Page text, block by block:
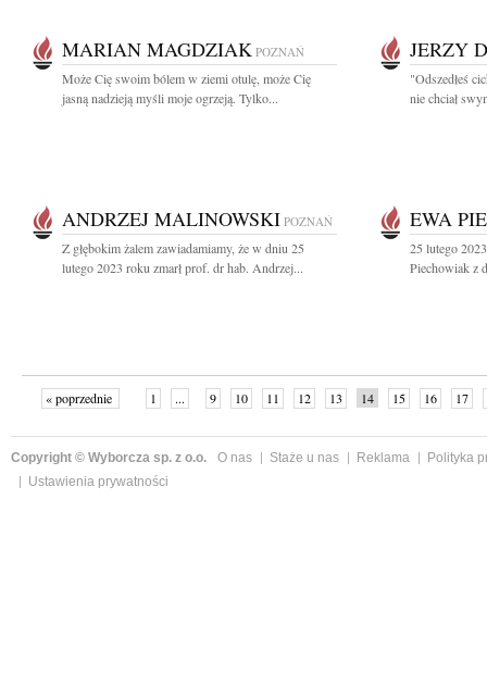
MARIAN MAGDZIAK POZNAŃ
Może Cię swoim bólem w ziemi otulę, może Cię
jasną nadzieją myśli moje ogrzeją. Tylko...
JERZY
"Odszedłeś
nie chciał
ANDRZEJ MALINOWSKI POZNAŃ
Z głębokim żalem zawiadamiamy, że w dniu 25
lutego 2023 roku zmarł prof. dr hab. Andrzej...
EWA
25 lutego
Piechowiak z
« poprzednie 1 ... 9 10 11 12 13 14 15 16 17
Copyright © Wyborcza sp. z o.o. O nas Staże u nas Reklama
Polityka
Ustawienia prywatności